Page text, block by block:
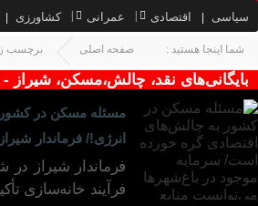
سیاسی اقتصادی عمرانی کشاورزی
شما اینجا هستید : صفحه اصلی برچسب
بایگانی‌های نقد، چالش،مسکن، شیراز -
مسئله مسکن در کشور
انرژی!/ فرماندار
فرماندار شیراز
فرآیند خانه‌سازی